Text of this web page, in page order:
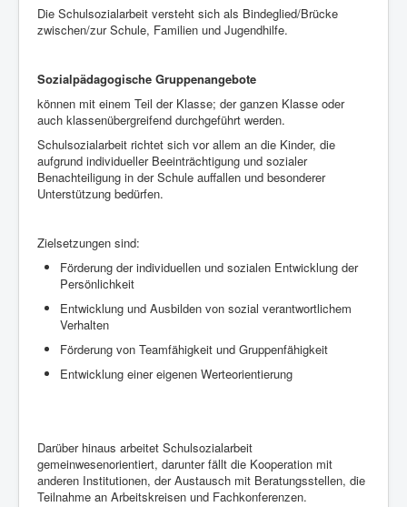
Die Schulsozialarbeit versteht sich als Bindeglied/Brücke
zwischen/zur Schule, Familien und Jugendhilfe.
Sozialpädagogische Gruppenangebote
können mit einem Teil der Klasse; der ganzen Klasse oder
auch klassenübergreifend durchgeführt werden.
Schulsozialarbeit richtet sich vor allem an die Kinder, die
aufgrund individueller Beeinträchtigung und sozialer
Benachteiligung in der Schule auffallen und besonderer
Unterstützung bedürfen.
Zielsetzungen sind:
Förderung der individuellen und sozialen Entwicklung der
Persönlichkeit
Entwicklung und Ausbilden von sozial verantwortlichem
Verhalten
Förderung von Teamfähigkeit und Gruppenfähigkeit
Entwicklung einer eigenen Werteorientierung
Darüber hinaus arbeitet Schulsozialarbeit
gemeinwesenorientiert, darunter fällt die Kooperation mit
anderen Institutionen, der Austausch mit Beratungsstellen, die
Teilnahme an Arbeitskreisen und Fachkonferenzen.